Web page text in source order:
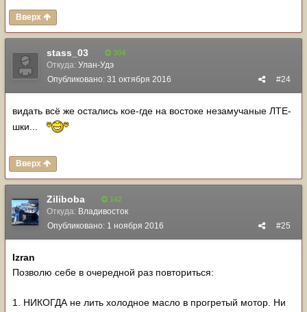
Вверх
stass_03 304
Откуда: Улан-Удэ
#24
Опубликовано: 31 октября 2016
видать всё же остались кое-где на востоке незамучаные ЛТЕ-
шки...
Вверх
Ziliboba 142
Откуда: Владивосток
#25
Опубликовано: 1 ноября 2016
Izran
Позволю себе в очередной раз повториться:
1. НИКОГДА не лить холодное масло в прогретый мотор. Ни